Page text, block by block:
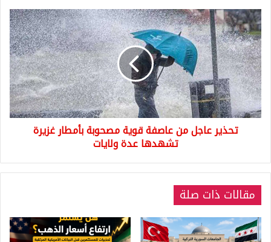
تحذير
عاجل
من
عاصفة
قوية
مصحوبة
بأمطار
غزيرة
تشهدها
تحذير عاجل من عاصفة قوية مصحوبة بأمطار غزيرة
تشهدها عدة ولايات
مقالات ذات صلة